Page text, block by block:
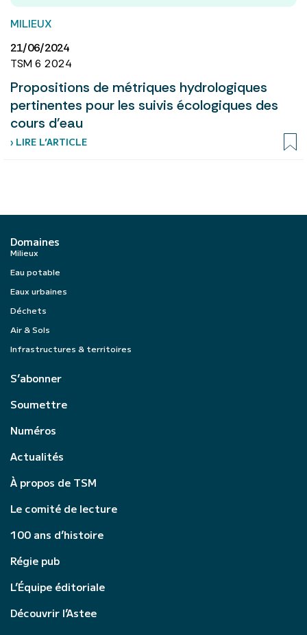
MILIEUX
21/06/2024
TSM 6 2024
Propositions de métriques hydrologiques
pertinentes pour les suivis écologiques des
cours d'eau
› LIRE L’ARTICLE
Domaines
Milieux
Eau potable
Eaux urbaines
Déchets
Air & Sols
Infrastructures & territoires
S’abonner
Soumettre
Numéros
Actualités
À propos de TSM
Le comité de lecture
100 ans d’histoire
Régie pub
L’Équipe éditoriale
Découvrir l’Astee